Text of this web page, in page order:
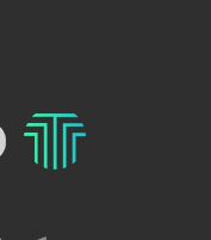
تکراتو – زندگی با